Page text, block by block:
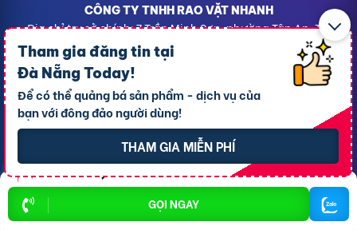
GỌI NGAY
Tham gia đăng tin tại
Đà Nẵng Today!
Để có thể quảng bá sản phẩm - dịch vụ của
bạn với đông đảo người dùng!
THAM GIA MIỄN PHÍ
CÔNG TY TNHH RAO VẶT NHANH
Địa chỉ trụ sở chính: 7 Trần Minh Sơn, phường Tân An, TP.
Cần Thơ
Giấy CNĐKDN: 1801717351 – Ngày cấp: 24/01/2022 - Cơ
quan cấp: Phòng Đăng ký kinh doanh – Sở kế hoạch và
Đầu tư TP. Cần Thơ
Liên hệ hỗ trợ- Hotline:
Quy chế hoạt động
Chính sách giải quyết khiếu nại
Chính sách bảo mật thông tin
Rao vặt TPHCM
Rao vặt Hà Nội Rao vặt Cần Thơ